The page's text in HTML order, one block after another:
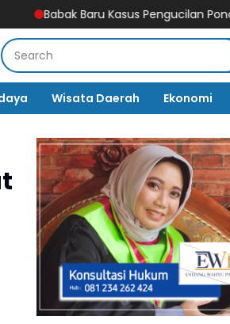
Kasus Pengucilan Ponorogo! Pelapor
Wisata Daerah Ekonomi